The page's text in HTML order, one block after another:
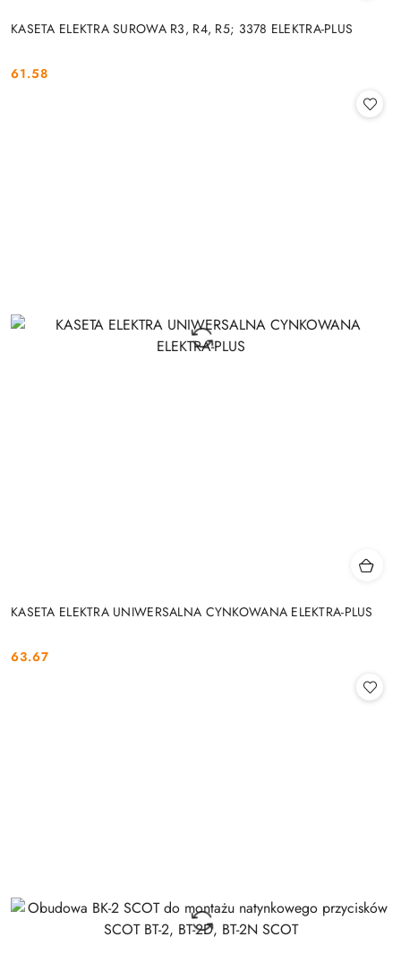
KASETA ELEKTRA SUROWA R3, R4, R5; 3378 ELEKTRA-PLUS
Cena:
61.58
KASETA ELEKTRA UNIWERSALNA CYNKOWANA ELEKTRA-PLUS
Cena:
63.67